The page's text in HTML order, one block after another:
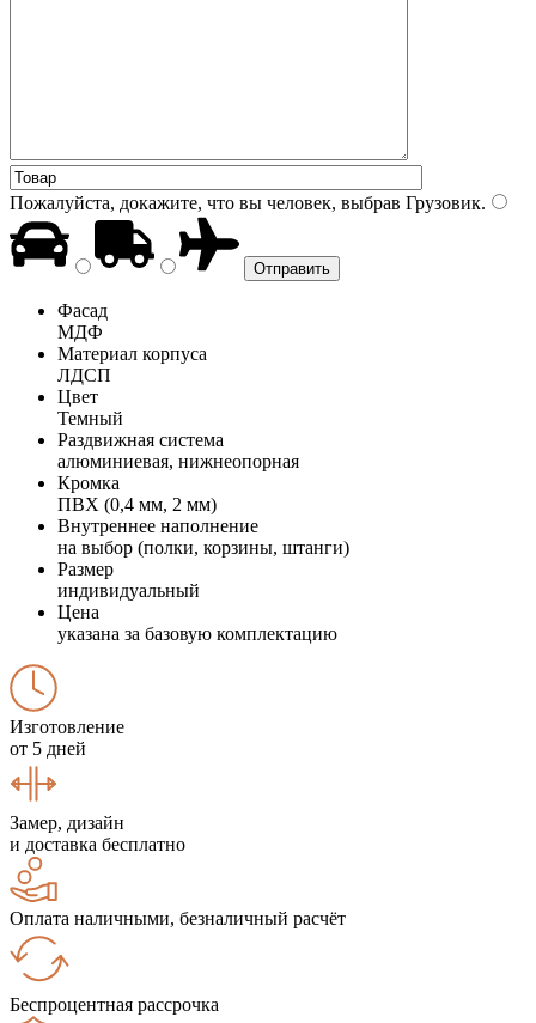
Пожалуйста, докажите, что вы человек, выбрав Грузовик.
Фасад
МДФ
Материал корпуса
ЛДСП
Цвет
Темный
Раздвижная система
алюминиевая, нижнеопорная
Кромка
ПВХ (0,4 мм, 2 мм)
Внутреннее наполнение
на выбор (полки, корзины, штанги)
Размер
индивидуальный
Цена
указана за базовую комплектацию
Изготовление
от 5 дней
Замер, дизайн
и доставка бесплатно
Оплата наличными, безналичный расчёт
Беспроцентная рассрочка